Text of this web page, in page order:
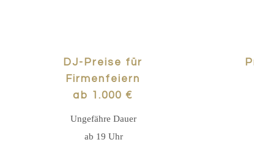
DJ-Preise für
Firmenfeiern
ab 1.000 €
Ungefähre Dauer
ab 19 Uhr